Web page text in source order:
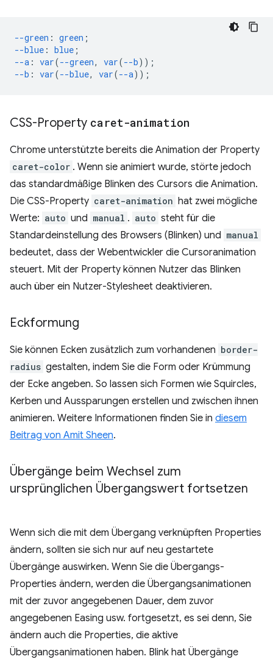
--green : green ;
--blue : blue ;
--a : var(--green, var(--b));
--b : var(--blue, var(--a));
CSS-Property caret-animation
Chrome unterstützte bereits die Animation der Property
caret-color . Wenn sie animiert wurde, störte jedoch
das standardmäßige Blinken des Cursors die Animation.
Die CSS-Property caret-animation hat zwei mögliche
Werte: auto und manual . auto steht für die
Standardeinstellung des Browsers (Blinken) und manual
bedeutet, dass der Webentwickler die Cursoranimation
steuert. Mit der Property können Nutzer das Blinken
auch über ein Nutzer-Stylesheet deaktivieren.
Eckformung
Sie können Ecken zusätzlich zum vorhandenen border-
radius gestalten, indem Sie die Form oder Krümmung
der Ecke angeben. So lassen sich Formen wie Squircles,
Kerben und Aussparungen erstellen und zwischen ihnen
animieren. Weitere Informationen finden Sie in diesem
Beitrag von Amit Sheen.
Übergänge beim Wechsel zum
ursprünglichen Übergangswert fortsetzen
Wenn sich die mit dem Übergang verknüpften Properties
ändern, sollten sie sich nur auf neu gestartete
Übergänge auswirken. Wenn Sie die Übergangs-
Properties ändern, werden die Übergangsanimationen
mit der zuvor angegebenen Dauer, dem zuvor
angegebenen Easing usw. fortgesetzt, es sei denn, Sie
ändern auch die Properties, die aktive
Übergangsanimationen haben. Blink hat Übergänge